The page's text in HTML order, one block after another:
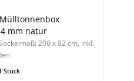
mm natur
200 x 82 cm, inkl.
Stück